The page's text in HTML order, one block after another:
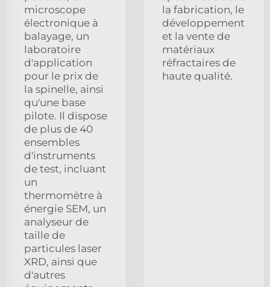
microscope
électronique à
balayage, un
laboratoire
d'application
pour le prix de
la spinelle, ainsi
qu'une base
pilote. Il dispose
de plus de 40
ensembles
d'instruments
de test, incluant
un
thermomètre à
énergie SEM, un
analyseur de
taille de
particules laser
XRD, ainsi que
d'autres
la fabrication, le
développement
et la vente de
matériaux
réfractaires de
haute qualité.